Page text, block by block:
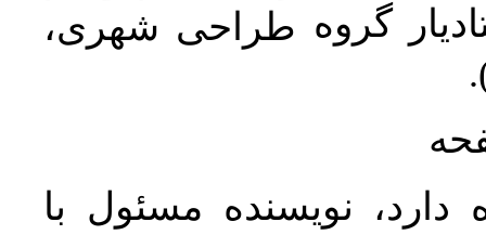
گروه طراحی شهری،
نویسنده مسئول با